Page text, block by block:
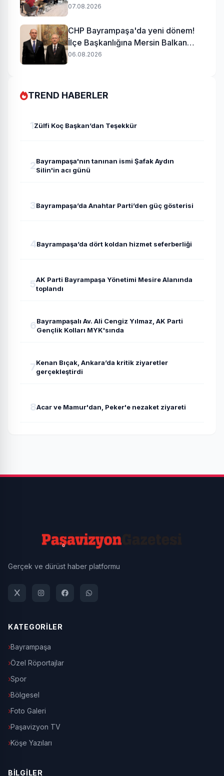
uzlaşı
07.08.2026
CHP Bayrampaşa'da yeni dönem!
İlçe Başkanlığına Mersin Balkan
atandı
06.08.2026
TREND HABERLER
1Zülfi Koç Başkan’dan Teşekkür
2Bayrampaşa'nın tanınan ismi Şafak Aydın
Silin'in acı günü
3Bayrampaşa’da Anahtar Parti’den güç gösterisi
4Bayrampaşa’da dört koldan hizmet seferberliği
5AK Parti Bayrampaşa Yönetimi Mesire Alanında
toplandı
6Bayrampaşalı Av. Ali Cengiz Yılmaz, AK Parti
Gençlik Kolları MYK'sında
7Kenan Bıçak, Ankara’da kritik ziyaretler
gerçekleştirdi
8Acar ve Mamur'dan, Peker'e nezaket ziyareti
Gerçek ve dürüst haber platformu
KATEGORİLER
Bayrampaşa
Özel Röportajlar
Spor
Bölgesel
Foto Galeri
Paşavizyon TV
Köşe Yazıları
BİLGİLER